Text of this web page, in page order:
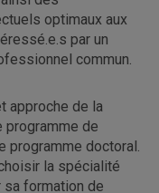
optimaux aux
par un
commun.
approche de la
de
programme doctoral.
la spécialité
formation de